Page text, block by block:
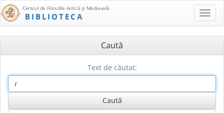
Centrul de Filosofie Antică şi Medievală
BIBLIOTECA
Caută
Text de căutat: